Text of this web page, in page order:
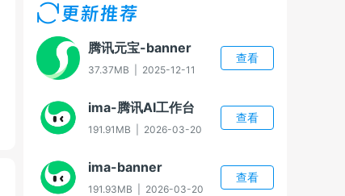
更新推荐
腾讯元宝-banner
37.37MB 2025-12-11
查看
ima-腾讯AI工作台
191.91MB 2026-03-20
查看
ima-banner
191.93MB 2026-03-20
查看